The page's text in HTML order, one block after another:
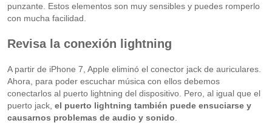
punzante. Estos elementos son muy sensibles y puedes romperlo
con mucha facilidad.
Revisa la conexión lightning
A partir de iPhone 7, Apple eliminó el conector jack de auriculares.
Ahora, para poder escuchar música con ellos debemos
conectarlos al puerto lightning del dispositivo. Pero, al igual que el
puerto jack, el puerto lightning también puede ensuciarse y
causarnos problemas de audio y sonido